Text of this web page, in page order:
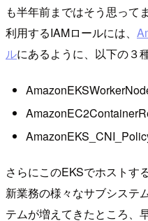
も半年前まではそう思って
利用するIAMロールには、
ルにあるように、以下の３
さらにこのEKSでホストす
新業務の様々なサブシステ
テムが増えてきたところ、